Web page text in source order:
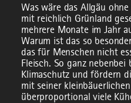
Was wäre das Allgäu
mit reichlich Grünland
mehrere Monate im Jahr
Warum ist das so
das für Menschen nicht
Fleisch. So ganz
Klimaschutz und fördern
mit seiner
überproportional viele